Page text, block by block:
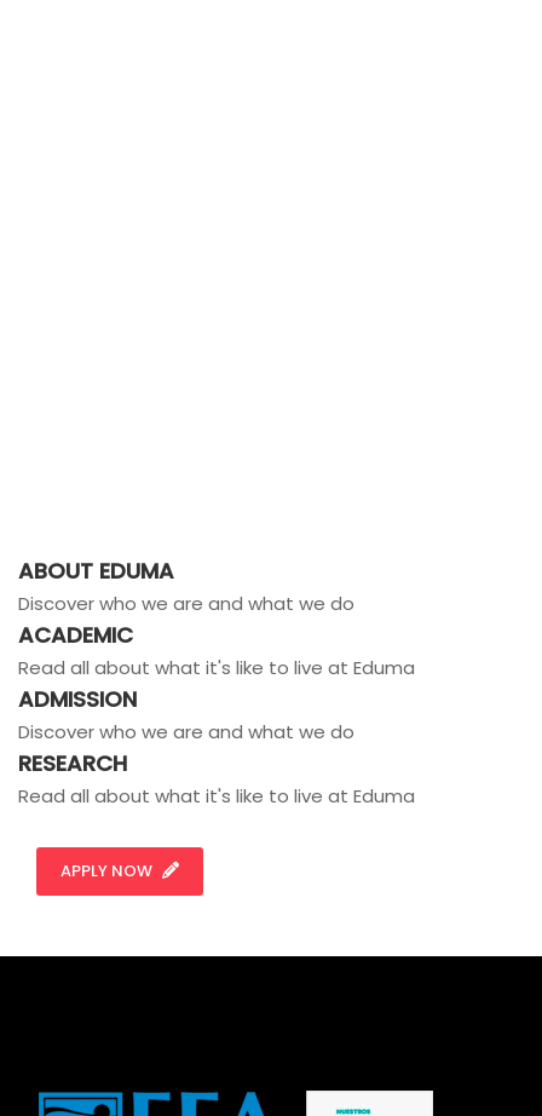
ABOUT EDUMA
Discover who we are and what we do
ACADEMIC
Read all about what it's like to live at Eduma
ADMISSION
Discover who we are and what we do
RESEARCH
Read all about what it's like to live at Eduma
APPLY NOW